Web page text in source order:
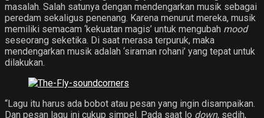
masalah. Salah satunya dengan mendengarkan musik sebagai
peredam sekaligus penenang. Karena menurut mereka, musik
memiliki semacam ‘kekuatan magis’ untuk mengubah mood
seseorang seketika. Di saat merasa terpuruk, maka
mendengarkan musik adalah ‘siraman rohani’ yang tepat untuk
dilakukan.
“Lagu itu harus ada bobot atau pesan yang ingin disampaikan.
Dan pesan lagu ini cukup simpel. Pada saat lo down, sedih,